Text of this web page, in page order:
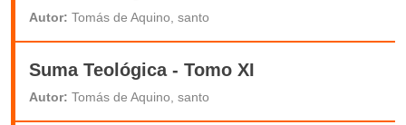
Autor: Tomás de Aquino, santo
Suma Teológica - Tomo XI
Autor: Tomás de Aquino, santo